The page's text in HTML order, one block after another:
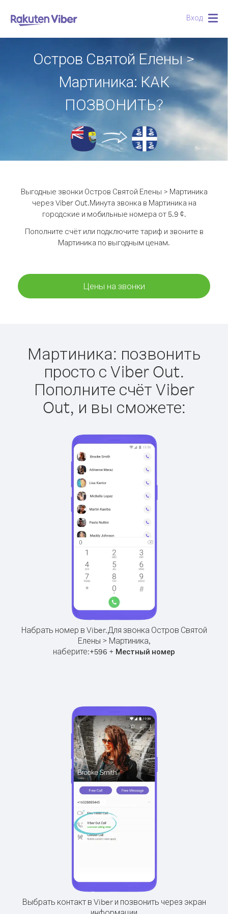
Вход
Остров Святой Елены >
Мартиника: КАК
ПОЗВОНИТЬ?
Выгодные звонки Остров Святой Елены > Мартиника
через Viber Out.Минута звонка в Мартиника на
городские и мобильные номера от 5.9 ¢.
Пополните счёт или подключите тариф и звоните в
Мартиника по выгодным ценам.
Цены на звонки
Мартиника: позвонить
просто с Viber Out.
Пополните счёт Viber
Out, и вы сможете:
Набрать номер в Viber.Для звонка Остров Святой
Елены > Мартиника,
наберите:+596 + Местный номер
Выбрать контакт в Viber и позвонить через экран